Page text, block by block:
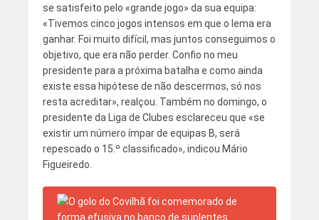
se satisfeito pelo «grande jogo» da sua equipa:
«Tivemos cinco jogos intensos em que o lema era
ganhar. Foi muito difícil, mas juntos conseguimos o
objetivo, que era não perder. Confio no meu
presidente para a próxima batalha e como ainda
existe essa hipótese de não descermos, só nos
resta acreditar», realçou. Também no domingo, o
presidente da Liga de Clubes esclareceu que «se
existir um número ímpar de equipas B, será
repescado o 15.º classificado», indicou Mário
Figueiredo.